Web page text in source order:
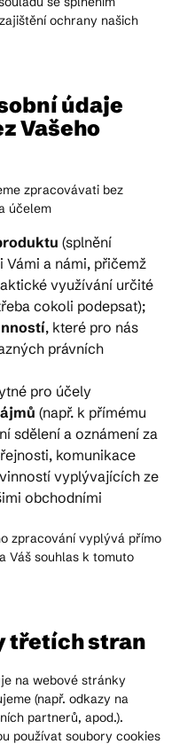
ochrany našich
údaje
Vašeho
zpracovávati bez
účelem
(splnění
Vámi a námi, přičemž
využívání určité
cokoli podepsat);
, které pro nás
právních
pro účely
(např. k přímému
sdělení a oznámení za
komunikace
vyplývajících ze
obchodními
zpracování vyplývá přímo
Váš souhlas k tomuto
třetích stran
na webové stránky
(např. odkazy na
partnerů, apod.).
používat soubory cookies